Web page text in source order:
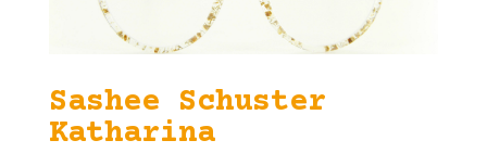
Sashee Schuster
Katharina